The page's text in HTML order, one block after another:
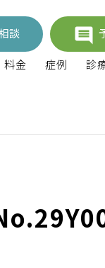
談
料金 症例 診